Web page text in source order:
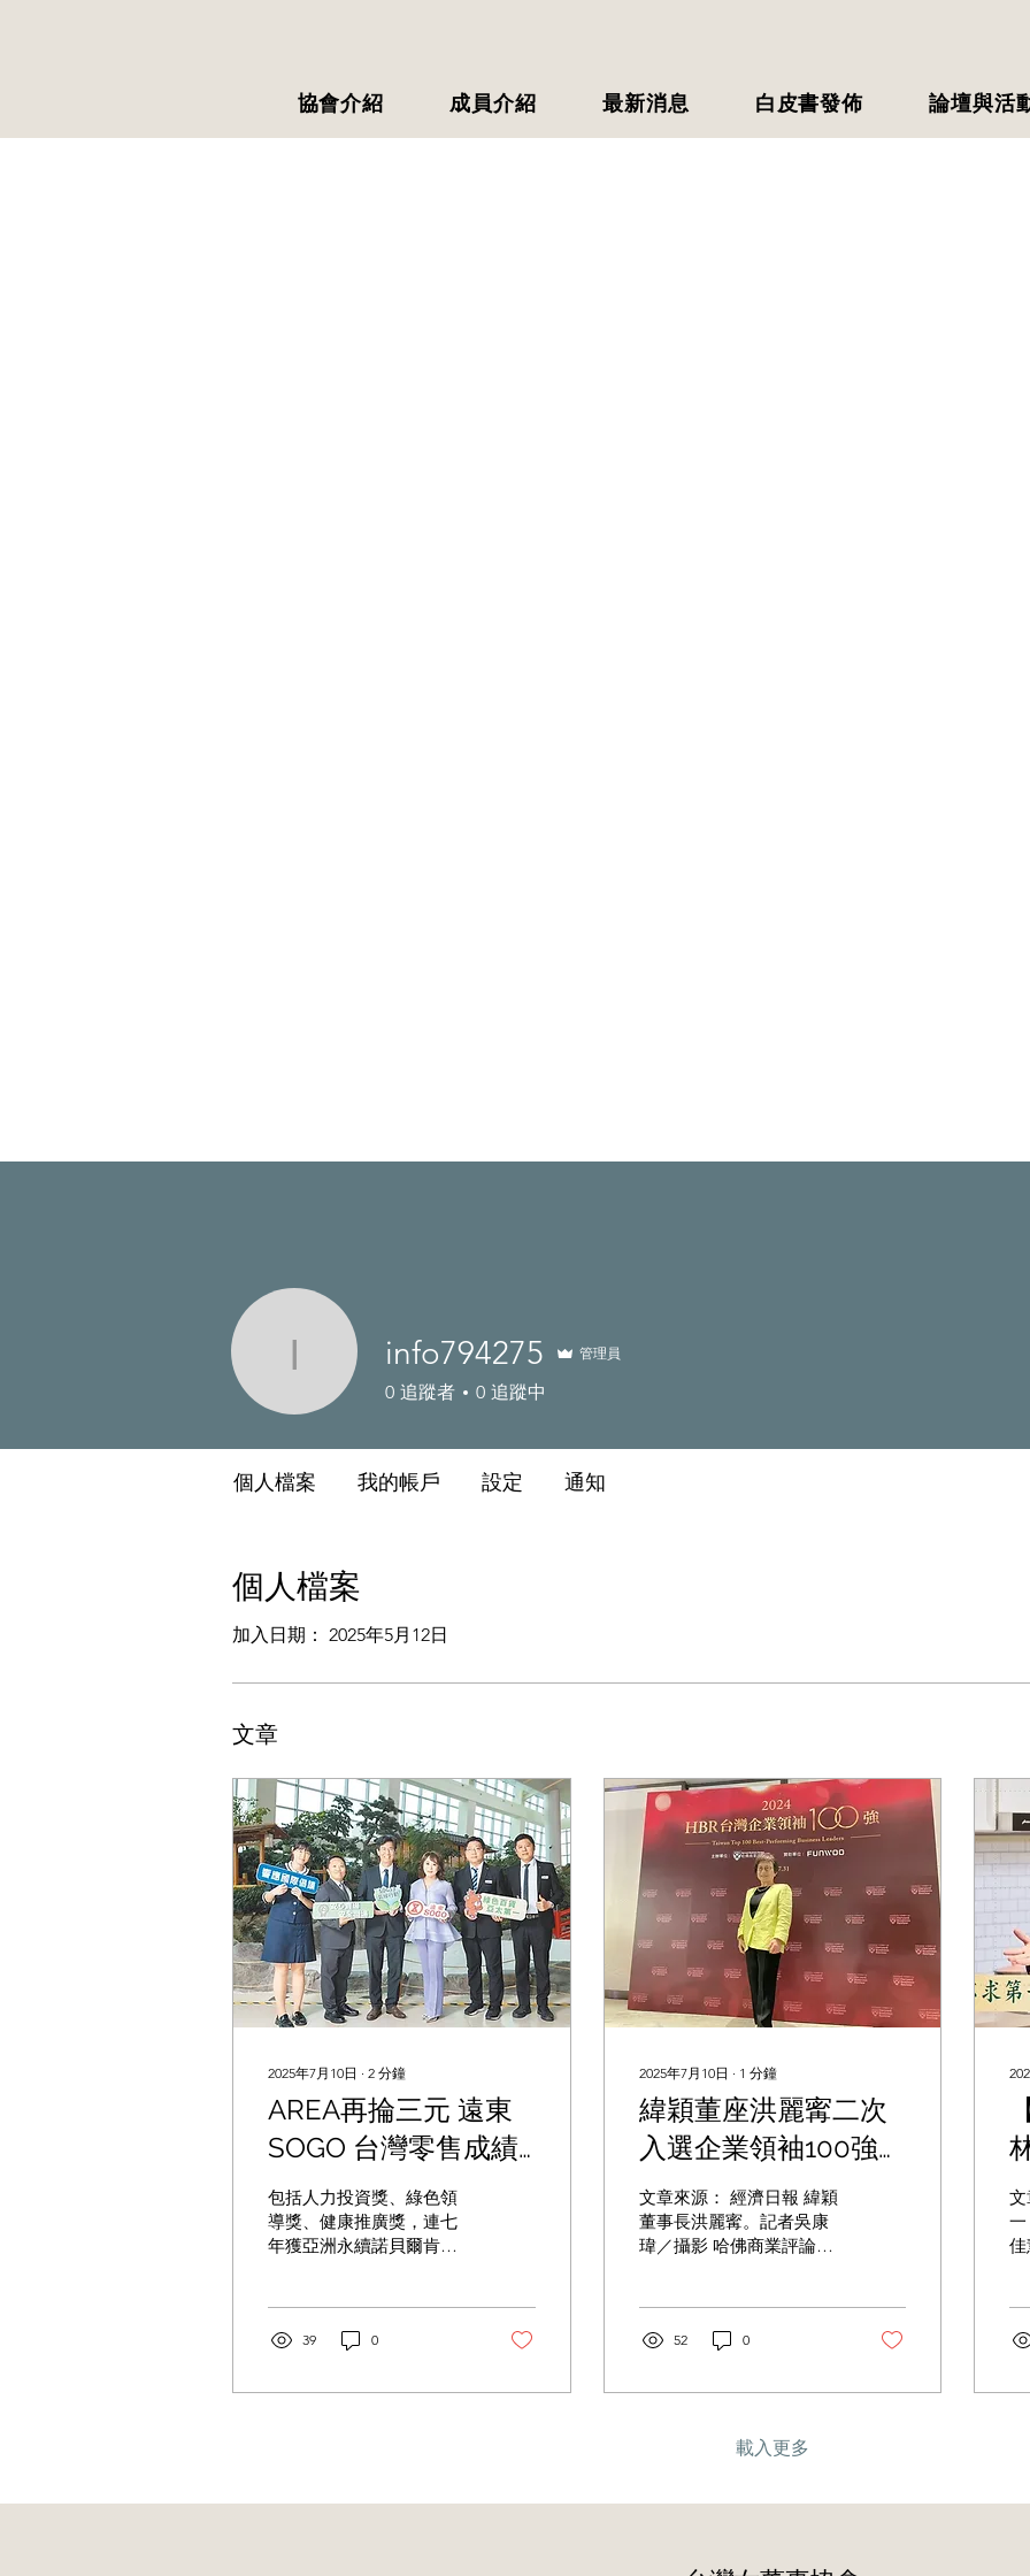
協會介紹 成員介紹 最新消息 白皮書發佈 論壇與活
個人檔案
加入日期： 2025年5月12日
文章
2025年7月10日 ∙ 2 分鐘
AREA再掄三元 遠東
SOGO 台灣零售成績
最佳
包括人力投資獎、綠色領
導獎、健康推廣獎，連七
年獲亞洲永續諾貝爾肯定
耕耘永續，打造與利害關
圖／遠東SOGO百貨提供
39 0
2025年7月10日 ∙ 1 分鐘
緯穎董座洪麗寗二次
入選企業領袖100強！
並肩嚴陳莉蓮
文章來源： 經濟日報 緯穎
董事長洪麗寗。記者吳康
瑋／攝影 哈佛商業評論
名單出爐！而伺服器大廠
寗也驚喜入列！這也是她
52 0
載入更多
info794275
info794275 管理員
0 追蹤者 0 追蹤中
個人檔案 我的帳戶 設定 通知